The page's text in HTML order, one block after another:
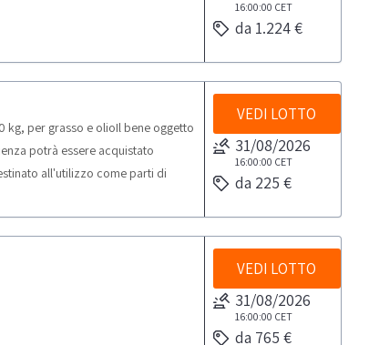
16:00:00 CET
da 1.224 €
kg, per grasso e olioIl bene oggetto
potrà essere acquistato
all'utilizzo come parti di
soggetti giuridici dotati di p.iva e
uso professionale e non per uso
rivolta esclusivamente a soggetti
in vendita.
VEDI LOTTO
31/08/2026
16:00:00 CET
da 225 €
VEDI LOTTO
31/08/2026
16:00:00 CET
da 765 €